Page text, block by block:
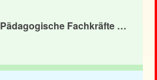
Fachkräfte …